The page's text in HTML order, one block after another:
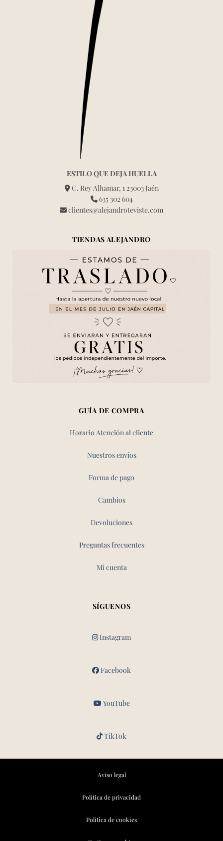
ESTILO QUE DEJA HUELLA
C. Rey Alhamar, 1 23003 Jaén
635 302 604
clientes@alejandroteviste.com
TIENDAS ALEJANDRO
GUÍA DE COMPRA
Horario Atención al cliente
Nuestros envíos
Forma de pago
Cambios
Devoluciones
Preguntas frecuentes
Mi cuenta
SÍGUENOS
Instagram
Facebook
YouTube
TikTok
Aviso legal
Política de privacidad
Política de cookies